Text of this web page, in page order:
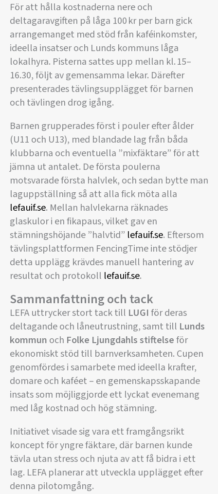
För att hålla kostnaderna nere och
deltagaravgiften på låga 100 kr per barn gick
arrangemanget med stöd från kaféinkomster,
ideella insatser och Lunds kommuns låga
lokalhyra. Pisterna sattes upp mellan kl. 15–
16.30, följt av gemensamma lekar. Därefter
presenterades tävlingsupplägget för barnen
och tävlingen drog igång.
Barnen grupperades först i pouler efter ålder
(U11 och U13), med blandade lag från båda
klubbarna och eventuella ”mixfäktare” för att
jämna ut antalet. De första poulerna
motsvarade första halvlek, och sedan bytte man
laguppställning så att alla fick möta alla
lefauif.se. Mellan halvlekarna räknades
glaskulor i en fikapaus, vilket gav en
stämningshöjande ”halvtid” lefauif.se. Eftersom
tävlingsplattformen FencingTime inte stödjer
detta upplägg krävdes manuell hantering av
resultat och protokoll lefauif.se.
Sammanfattning och tack
LEFA uttrycker stort tack till LUGIför deras
deltagande och låneutrustning, samt till Lunds
kommun och Folke Ljungdahls stiftelseför
ekonomiskt stöd till barnverksamheten. Cupen
genomfördes i samarbete med ideella krafter,
domare och kaféet – en gemenskapsskapande
insats som möjliggjorde ett lyckat evenemang
med låg kostnad och hög stämning.
Initiativet visade sig vara ett framgångsrikt
koncept för yngre fäktare, där barnen kunde
tävla utan stress och njuta av att få bidra i ett
lag. LEFA planerar att utveckla upplägget efter
denna pilotomgång.